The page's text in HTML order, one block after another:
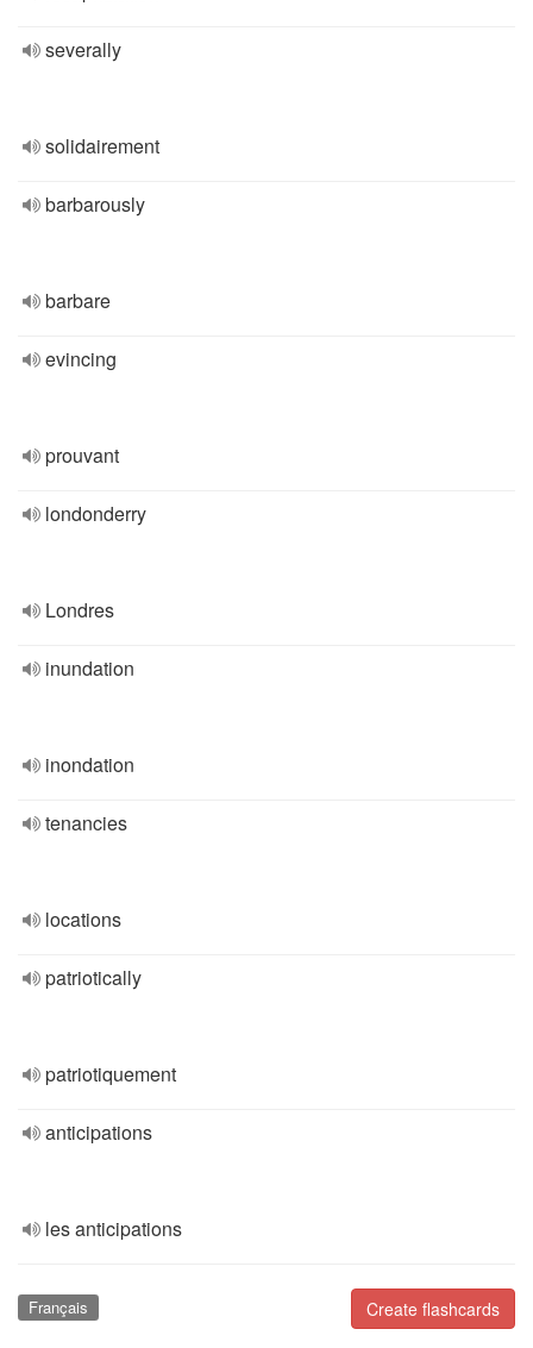
severally
solidairement
barbarously
barbare
evincing
prouvant
londonderry
Londres
inundation
inondation
tenancies
locations
patriotically
patriotiquement
anticipations
les anticipations
Create flashcards
Français